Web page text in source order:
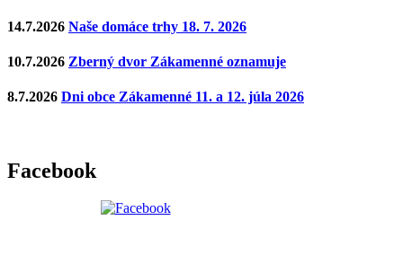
14.7.2026 Naše domáce trhy 18. 7. 2026
10.7.2026 Zberný dvor Zákamenné oznamuje
8.7.2026 Dni obce Zákamenné 11. a 12. júla 2026
Facebook